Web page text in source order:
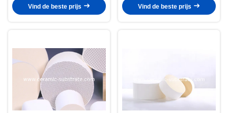
en elektrische isolatie
toepassingen
Vind de beste prijs
Zuiveringsinstallatie van het
AutoUitlaatgas
Vind de beste prijs